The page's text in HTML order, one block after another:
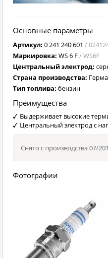
Основные параметры
Артикул: 0 241 240 601 /
Маркировка: WS 6 F/ WS6F
Центральный электрод:
Страна производства:
Тип топлива: бензин
Преимущества
Выдерживает высокие
Центральный электрод с
Снято с производства 07/
Фотографии